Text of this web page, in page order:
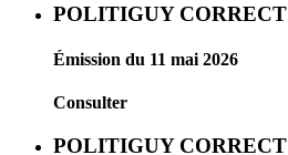
POLITIGUY CORRECT
Émission du 11 mai 2026
Consulter
POLITIGUY CORRECT